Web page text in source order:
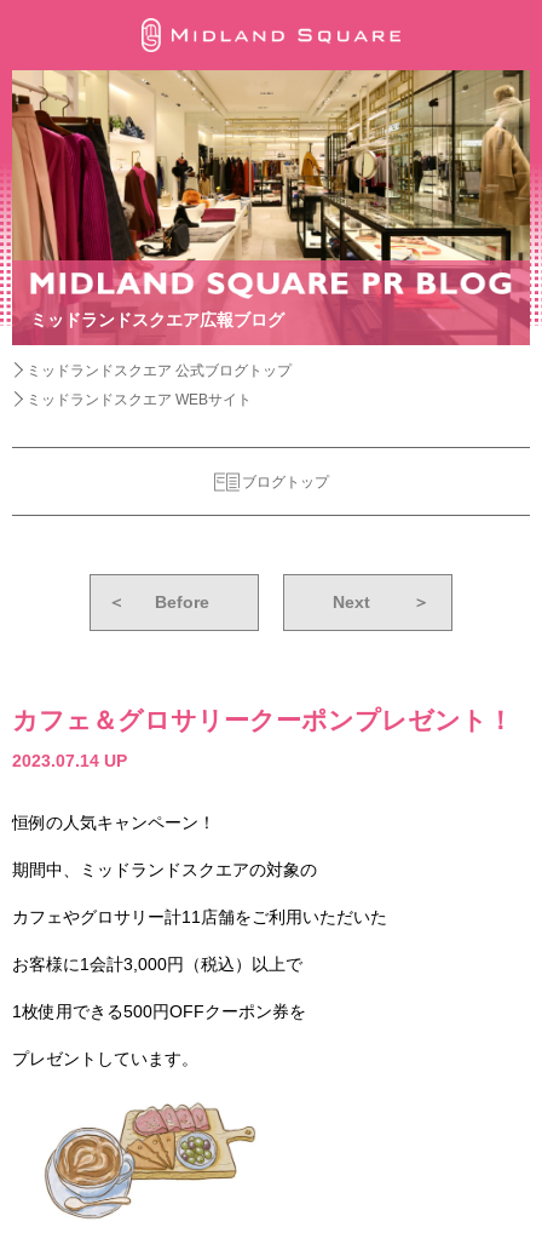
ミッドランドスクエア広報ブログ
ミッドランドスクエア 公式ブログトップ
ミッドランドスクエア WEBサイト
ブログトップ
＜ Before Next ＞
カフェ＆グロサリークーポンプレゼント！
2023.07.14 UP
恒例の人気キャンペーン！
期間中、ミッドランドスクエアの対象の
カフェやグロサリー計11店舗をご利用いただいた
お客様に1会計3,000円（税込）以上で
1枚使用できる500円OFFクーポン券を
プレゼントしています。